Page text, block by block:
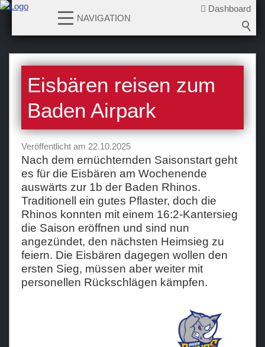
Dashboard
NAVIGATION
News
2026-2027
2025-2026
2024-2025
2022-2023
2021-2022
2020-2021
2019-2020
2018-2019
2017-2018
2016-2017
Eisbären reisen zum
Baden Airpark
Veröffentlicht am 22.10.2025
Nach dem ernüchternden Saisonstart geht
es für die Eisbären am Wochenende
auswärts zur 1b der Baden Rhinos.
Traditionell ein gutes Pflaster, doch die
Rhinos konnten mit einem 16:2-Kantersieg
die Saison eröffnen und sind nun
angezündet, den nächsten Heimsieg zu
feiern. Die Eisbären dagegen wollen den
ersten Sieg, müssen aber weiter mit
personellen Rückschlägen kämpfen.